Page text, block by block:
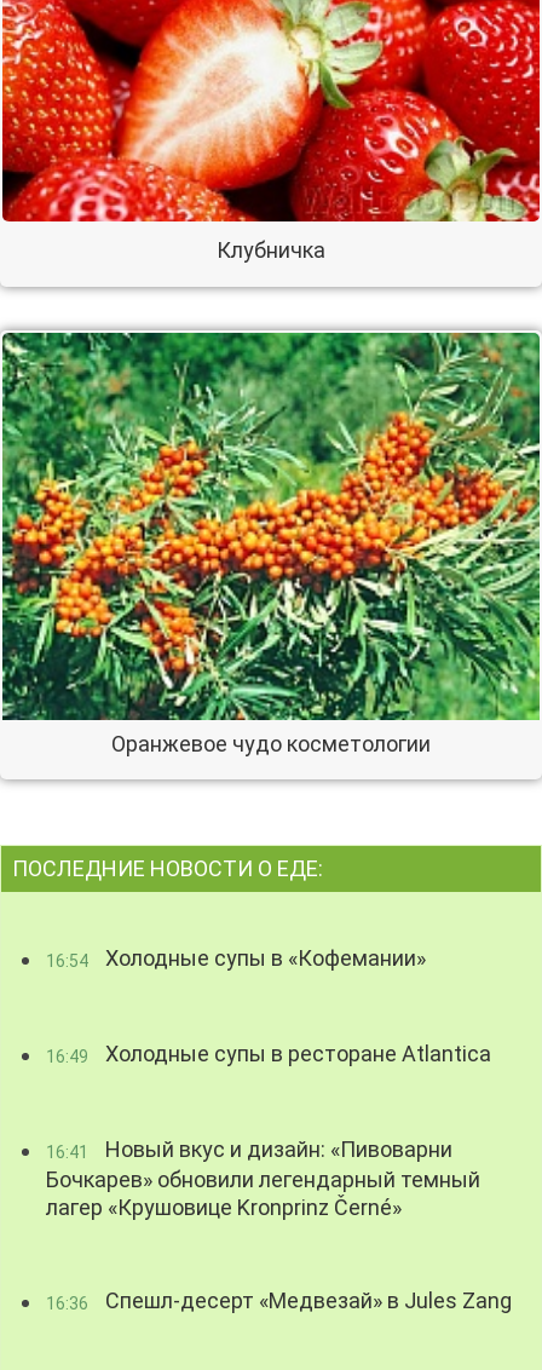
Клубничка
Оранжевое чудо косметологии
ПОСЛЕДНИЕ НОВОСТИ О ЕДЕ:
16:54 Холодные супы в «Кофемании»
16:49 Холодные супы в ресторане Atlantica
16:41
Новый вкус и дизайн: «Пивоварни
Бочкарев» обновили легендарный темный
лагер «Крушовице Kronprinz Černé»
16:36 Спешл-десерт «Медвезай» в Jules Zang